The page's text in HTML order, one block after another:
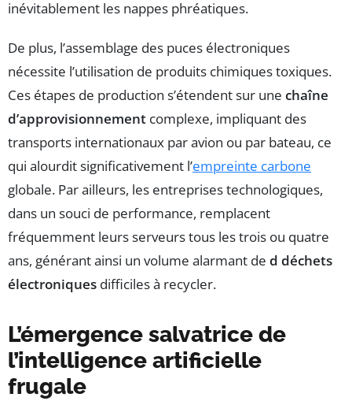
inévitablement les nappes phréatiques.
De plus, l’assemblage des puces électroniques
nécessite l’utilisation de produits chimiques toxiques.
Ces étapes de production s’étendent sur une chaîne
d’approvisionnement complexe, impliquant des
transports internationaux par avion ou par bateau, ce
qui alourdit significativement l’empreinte carbone
globale. Par ailleurs, les entreprises technologiques,
dans un souci de performance, remplacent
fréquemment leurs serveurs tous les trois ou quatre
ans, générant ainsi un volume alarmant de d déchets
électroniques difficiles à recycler.
L’émergence salvatrice de
l’intelligence artificielle
frugale